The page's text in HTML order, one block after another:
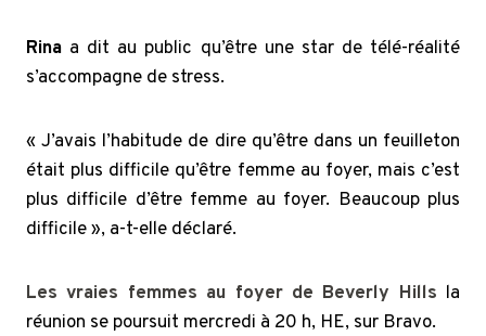
Rina a dit au public qu’être une star de télé-réalité
s’accompagne de stress.
« J’avais l’habitude de dire qu’être dans un feuilleton
était plus difficile qu’être femme au foyer, mais c’est
plus difficile d’être femme au foyer. Beaucoup plus
difficile », a-t-elle déclaré.
Les vraies femmes au foyer de Beverly Hills la
réunion se poursuit mercredi à 20 h, HE, sur Bravo.